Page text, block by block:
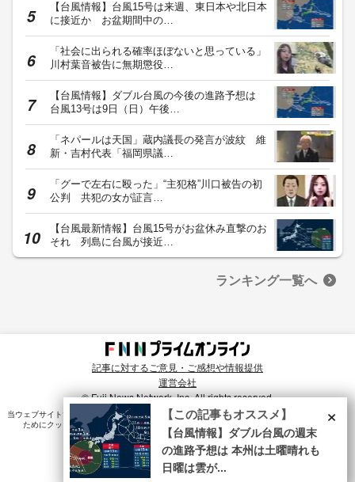
【台風情報】台風15号は来週、東日本や北日本
に接近か お盆期間中の…
「社会に出られる確率ほぼないと思っている」
川村葉音被告に無期懲役…
【台風情報】ダブル台風の今後の進路予想は
台風13号は9日（日）午後…
「ネパールは天国」蔵内議長の発言が波紋 維
新・吉村代表「福岡県議…
「グーで左右に殴った」“主犯格”川口被告の初
公判 共犯の女が証言…
【台風最新情報】台風15号がお盆休み直撃のお
それ 列島に台風が接近…
ランキング一覧へ
記事に対するご意見・ご感想や情報提供
運営会社
© Fuji News Network, Inc. All rights reserved.
当ウェブサイトでは、ユーザのニーズ・興味・関⼼に合致したコンテンツや広告配信を提供する
ためにクッキーを使⽤しています。詳細は、
プライバシーポリシー をご確認ください。×
【この記事もオススメ】
【台風情報】ダブル台風の週末
の進路予想は 本州は土曜晴れも
日曜は雲が...